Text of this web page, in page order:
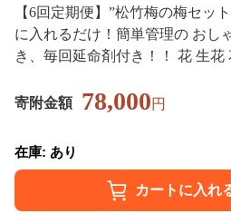
【6回定期便】”松竹梅の梅セッ
に入れるだけ！簡単管理の おし
き、毎回延命剤付き！！ 花 生花
寄附金額 78,000円
在庫: あり